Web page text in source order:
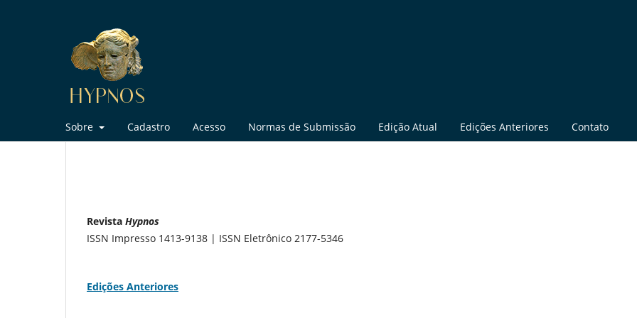
Sobre Cadastro Acesso Normas de Submissão Edição Atual Edições Anteriores Contato
Revista Hypnos
ISSN Impresso 1413-9138 | ISSN Eletrônico 2177-5346
Edições Anteriores